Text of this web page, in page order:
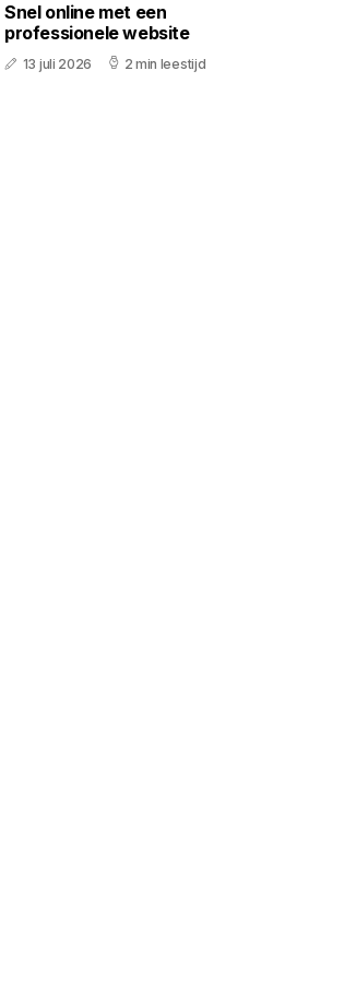
Snel online met een
professionele website
13 juli 2026 2 min leestijd